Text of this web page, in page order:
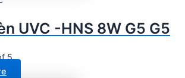
UVC -HNS 8W G5 G5
5